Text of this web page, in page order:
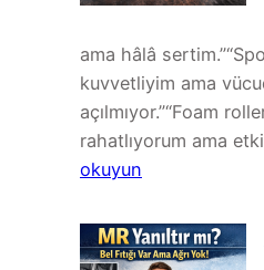
ve
Sakroiliak
Kaynaklı
ama hâlâ
kuvvetliyim ama
açılmıyor.”“Foam
rahatlıyorum ama
okuyun
Esniyorum
Ama